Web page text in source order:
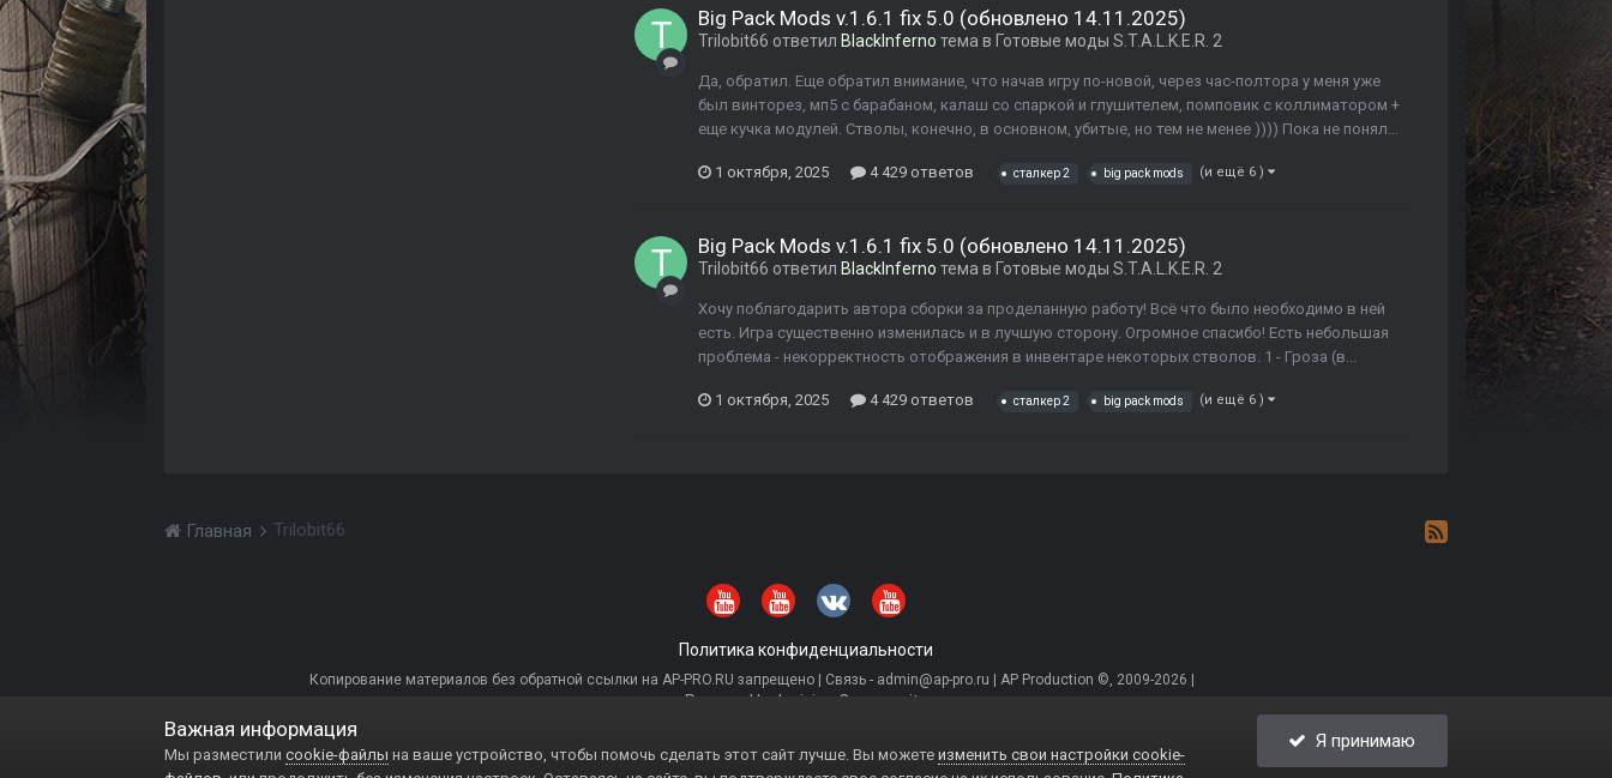
Big Pack Mods v.1.6.1 fix 5.0 (обновлено 14.11.2025)
Trilobit66 ответил BlackInferno тема в Готовые моды S.T.A.L.K.E.R. 2
Да, обратил. Еще обратил внимание, что начав игру по-новой, через час-полтора у меня уже
был винторез, мп5 с барабаном, калаш со спаркой и глушителем, помповик с коллиматором +
еще кучка модулей. Стволы, конечно, в основном, убитые, но тем не менее )))) Пока не понял...
1 октября, 2025 4 429 ответов сталкер 2 big pack mods (и ещё 6 )
Big Pack Mods v.1.6.1 fix 5.0 (обновлено 14.11.2025)
Trilobit66 ответил BlackInferno тема в Готовые моды S.T.A.L.K.E.R. 2
Хочу поблагодарить автора сборки за проделанную работу! Всё что было необходимо в ней
есть. Игра существенно изменилась и в лучшую сторону. Огромное спасибо! Есть небольшая
проблема - некорректность отображения в инвентаре некоторых стволов. 1 - Гроза (в...
1 октября, 2025 4 429 ответов сталкер 2 big pack mods (и ещё 6 )
Главная Trilobit66
Политика конфиденциальности
Копирование материалов без обратной ссылки на AP-PRO.RU запрещено | Связь - admin@ap-pro.ru | AP Production ©, 2009-2026 |
Powered by Invision Community
Важная информация
Мы разместили cookie-файлы на ваше устройство, чтобы помочь сделать этот сайт лучше. Вы можете изменить свои настройки cookie-
Я принимаю